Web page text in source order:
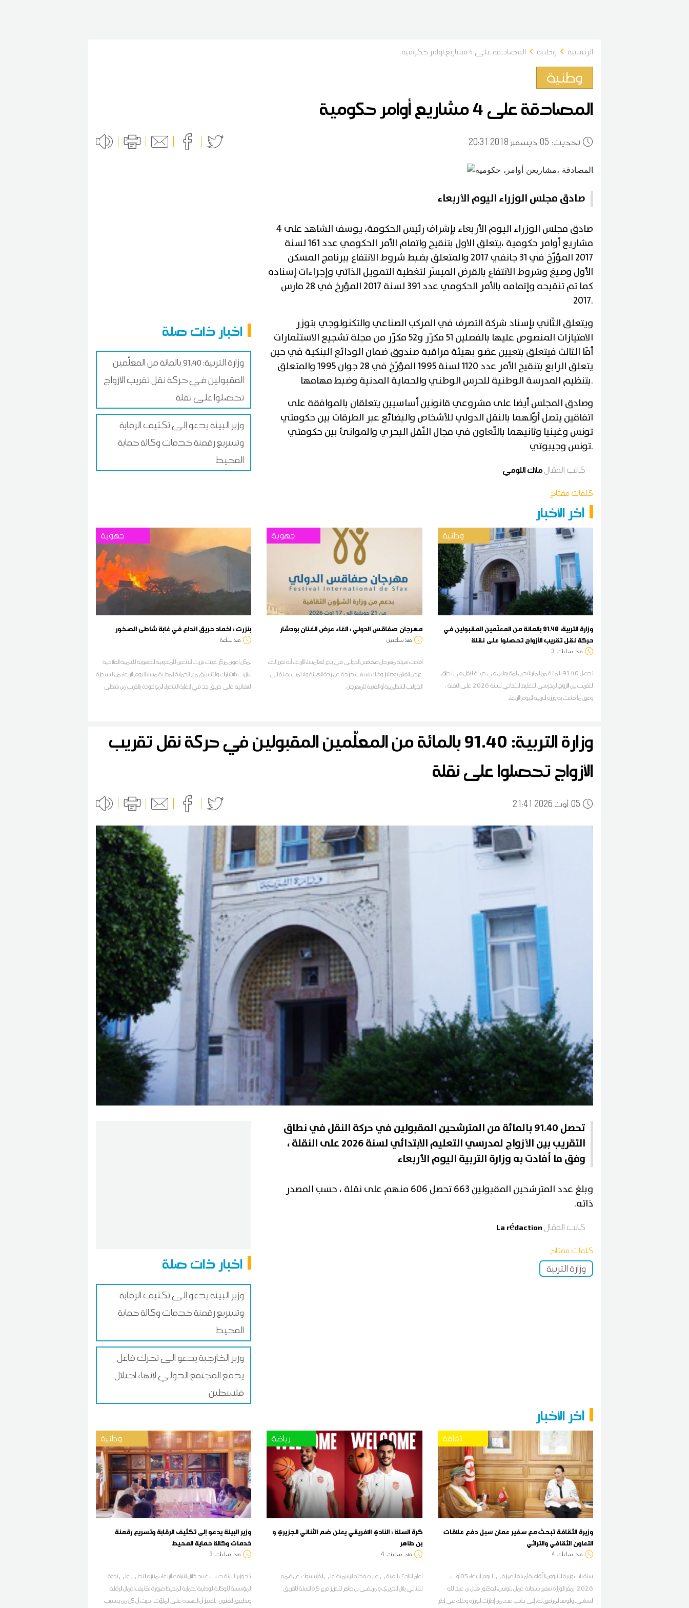
الرئيسية وطنية المصادقة على 4 مشاريع أوامر حكومية
وطنية
المصادقة على 4 مشاريع أوامر حكومية
:تحديث 0520:31 2018 ديسمبر
اخبار ذات صلة
وزارة التربية: 91.40 بالمائة من المعلّمين
المقبولين في حركة نقل تقريب الأزواج
تحصلوا على نقلة
وزير البيئة يدعو إلى تكثيف الرقابة
وتسريع رقمنة خدمات وكالة حماية
المحيط
صادق مجلس الوزراء اليوم الأربعاء
صادق مجلس الوزراء اليوم الأربعاء بإشراف رئيس الحكومة، يوسف الشاهد على 4
مشاريع أوامر حكومية ،يتعلق الاول بتنقيح واتمام الأمر الحكومي عدد 161 لسنة
2017 المؤرّخ في 31 جانفي 2017 والمتعلق بضبط شروط الانتفاع ببرنامج المسكن
الأول وصيغ وشروط الانتفاع بالقرض الميسّر لتغطية التمويل الذاتي وإجراءات إسناده
كما تم تنقيحه وإتمامه بالأمر الحكومي عدد 391 لسنة 2017 المؤرخ في 28 مارس
2017.
ويتعلق الثّاني بإسناد شركة التصرف في المركب الصناعي والتكنولوجي بتوزر
الامتيازات المنصوص عليها بالفصلين 51 مكرّر و52 مكرّر من مجلة تشجيع الاستثمارات
أمّا الثالث فيتعلق بتعيين عضو بهيئة مراقبة صندوق ضمان الودائع البنكية في حين
يتعلق الرابع بتنقيح الأمر عدد 1120 لسنة 1995 المؤرّخ في 28 جوان 1995 والمتعلق
بتنظيم المدرسة الوطنية للحرس الوطني والحماية المدنية وضبط مهامها.
وصادق المجلس أيضا على مشروعي قانونين أساسيين يتعلقان بالموافقة على
اتفاقين يتصل أوّلهما بالنقل الدولي للأشخاص والبضائع عبر الطرقات بين حكومتي
تونس وغينيا وثانيهما بالتّعاون في مجال النّقل البحري والموانئ بين حكومتي
تونس وجيبوتي.
كاتب المقالملاك اللومي
كلمات مفتاح
آخر الأخبار
جهوية
بنزرت : اخماد حريق اندلع في غابة شاطئ الصخور
منذ ساعة
تمكن أعوان مركز غابات بنزرت التابعين للمندوبية الجهوية للتنمية الفلاحية
ببنزرت بالاشتراك والتنسيق مع الحماية المدنية مساء اليوم الأربعاء من السيطرة
النهائية على حريق جد في الغابة الشعراء الموجودة بالقرب من شاطئ
جهوية
مهرجان صفاقس الدولي : الغاء عرض الفنان بودشار
منذ ساعتين
أفادت هيئة مهرجان صفاقس الدولي في بلاغ لها مساء الأربعاء أنه تقرر الغاء
عرض الفنان بودشار وذلك لأسباب خارجة عن إرادة الهيئة و لا تمت بصلة الى
الجوانب التنظيمية أو الفنية للمهرجان
وطنية
وزارة التربية: 91.40 بالمائة من المعلّمين المقبولين في
حركة نقل تقريب الأزواج تحصلوا على نقلة
منذ ساعات 3
تحصل 91.40 بالمائة من المترشحين المقبولين في حركة النقل في نطاق
التقريب بين الأزواج لمدرسي التعليم الابتدائي لسنة 2026 على النقلة ،
وفق ما أفادت به وزارة التربية اليوم الأربعاء
وزارة التربية: 91.40 بالمائة من المعلّمين المقبولين في حركة نقل تقريب
الأزواج تحصلوا على نقلة
0521:41 2026 أوت
اخبار ذات صلة
وزير البيئة يدعو إلى تكثيف الرقابة
وتسريع رقمنة خدمات وكالة حماية
المحيط
وزير الخارجية يدعو الى تحرك فاعل
يدفع المجتمع الدولي لإنهاء احتلال
فلسطين
تحصل 91.40 بالمائة من المترشحين المقبولين في حركة النقل في نطاق
التقريب بين الأزواج لمدرسي التعليم الابتدائي لسنة 2026 على النقلة ،
وفق ما أفادت به وزارة التربية اليوم الأربعاء
وبلغ عدد المترشحين المقبولين 663 تحصل 606 منهم على نقلة ، حسب المصدر
ذاته.
كاتب المقال La rédaction
كلمات مفتاح
وزارة التربية
آخر الأخبار
وطنية
وزير البيئة يدعو إلى تكثيف الرقابة وتسريع رقمنة
خدمات وكالة حماية المحيط
منذ ساعات 3
أكد وزير البيئة حبيب عبيد خلال اشرافه الأربعاء بمنتزه النحلي على ندوة
المؤسسة للوكالة الوطنية لحماية المحيط ضرورة تكثيف أعمال الرقابة
وتطبيق القانون، باعتبار أن العهدة على الملوّث، حيث أن كل من يتسبب
رياضة
كرة السلة : النادي الافريقي يعلن ضم الثنائي الجزيري و
بن طاهر
منذ ساعات 4
أعلن النادي الافريقي عبر صفحته الرسمية على الفايسبوك عن ضمه
للثنائي بلال الجزيري و مرتضى بن طاهر لتعزيز فرع كرة السلة للفريق
ثقافة
وزيرة الثقافة تبحث مع سفير عمان سبل دفع علاقات
التعاون الثقافي والتراثي
منذ ساعات 4
استقبلت وزيرة الشؤون الثّقافية أمينة الصرارفي، اليوم الأربعاء 05 أوت
2026، بمقر الوزارة سفير سلطنة عمان بتونس، الدكتور هلال بن عبد الله
السناني، والوفد المرافق له، إلى جانب عدد من إطارات الوزارة وذلك في إطار